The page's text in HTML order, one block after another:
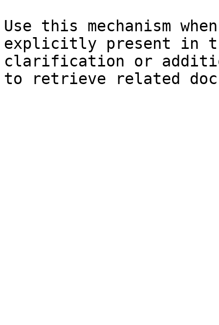
Use this mechanism
explicitly present in
clarification or